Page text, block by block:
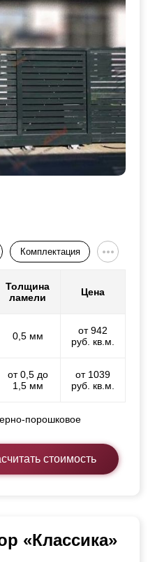
Комплектация
Толщина
ламели
Цена
0,5 мм
от 942
руб. кв.м.
от 0,5 до
1,5 мм
от 1039
руб. кв.м.
порошковое
стоимость
«Классика»